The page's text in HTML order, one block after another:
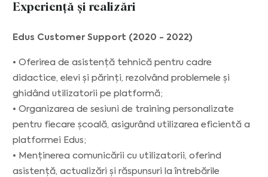
Experiență și realizări
Edus Customer Support (2020 - 2022)
• Oferirea de asistență tehnică pentru cadre
didactice, elevi și părinți, rezolvând problemele și
ghidând utilizatorii pe platformă;
• Organizarea de sesiuni de training personalizate
pentru fiecare școală, asigurând utilizarea eficientă a
platformei Edus;
• Menținerea comunicării cu utilizatorii, oferind
asistență, actualizări și răspunsuri la întrebările